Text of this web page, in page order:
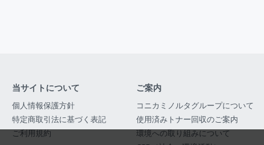
当サイトについて
個人情報保護方針
特定商取引法に基づく表記
ご利用規約
ご案内
コニカミノルタグループについて
使用済みトナー回収のご案内
環境への取り組みについて